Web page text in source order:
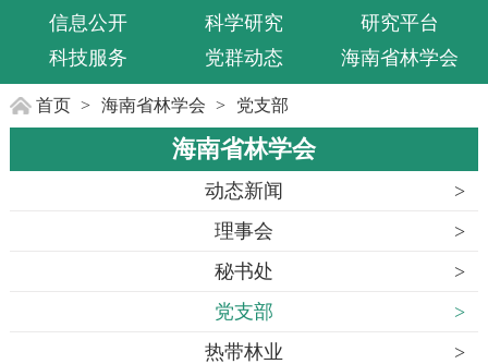
信息公开
科学研究
研究平台
科技服务
党群动态 海南省林学会
海南省林学会
动态新闻
>
理事会
>
秘书处
>
党支部
>
热带林业
>
首页 > 海南省林学会 > 党支部